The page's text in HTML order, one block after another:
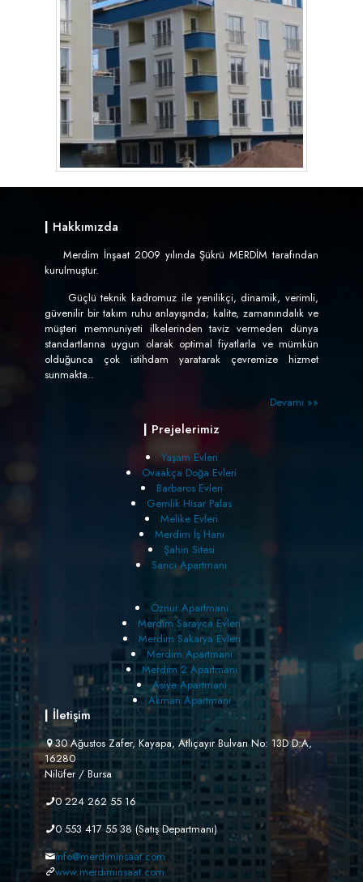
| Hakkımızda
Merdim İnşaat 2009 yılında Şükrü MERDİM tarafından
kurulmuştur.
Güçlü teknik kadromuz ile yenilikçi, dinamik, verimli,
güvenilir bir takım ruhu anlayışında; kalite, zamanındalık ve
müşteri memnuniyeti ilkelerinden taviz vermeden dünya
standartlarına uygun olarak optimal fiyatlarla ve mümkün
olduğunca çok istihdam yaratarak çevremize hizmet
sunmakta..
Devamı »»
| Prejelerimiz
Yaşam Evleri
Ovaakça Doğa Evleri
Barbaros Evleri
Gemlik Hisar Palas
Melike Evleri
Merdim İş Hanı
Şahin Sitesi
Sarıcı Apartmanı
Öznur Apartmanı
Merdim Sarayca Evleri
Merdim Sakarya Evleri
Merdim Apartmanı
Merdim 2 Apartmanı
Asiye Apartmanı
Akman Apartmanı
| İletişim
30 Ağustos Zafer, Kayapa, Atlıçayır Bulvarı No: 13D D:A,
16280
Nilüfer / Bursa
0 224 262 55 16
0 553 417 55 38 (Satış Departmanı)
info@merdiminsaat.com
www.merdiminsaat.com